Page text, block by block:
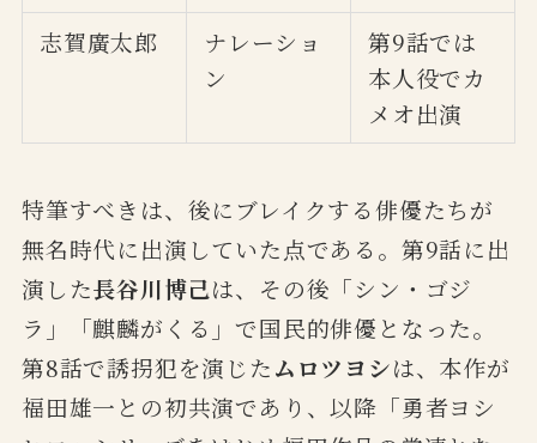
志賀廣太郎
ナレーショ
ン
第9話では
本人役でカ
メオ出演
特筆すべきは、後にブレイクする俳優たちが
無名時代に出演していた点である。第9話に出
演した長谷川博己は、その後「シン・ゴジ
ラ」「麒麟がくる」で国民的俳優となった。
第8話で誘拐犯を演じたムロツヨシは、本作が
福田雄一との初共演であり、以降「勇者ヨシ